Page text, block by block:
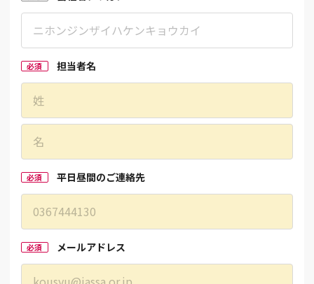
必須 担当者名
必須 平日昼間のご連絡先
必須 メールアドレス